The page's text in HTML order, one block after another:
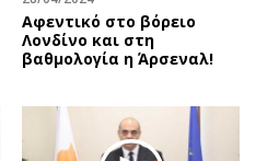
Αφεντικό στο βόρειο
Λονδίνο και στη
βαθμολογία η Άρσεναλ!